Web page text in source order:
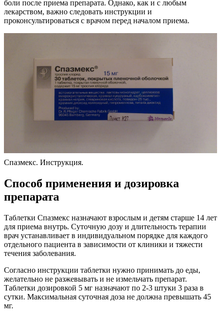
боли после приема препарата. Однако, как и с любым
лекарством, важно следовать инструкции и
проконсультироваться с врачом перед началом приема.
Спазмекс. Инструкция.
Способ применения и дозировка
препарата
Таблетки Спазмекс назначают взрослым и детям старше 14 лет
для приема внутрь. Суточную дозу и длительность терапии
врач устанавливает в индивидуальном порядке для каждого
отдельного пациента в зависимости от клиники и тяжести
течения заболевания.
Согласно инструкции таблетки нужно принимать до еды,
желательно не разжевывать и не измельчать препарат.
Таблетки дозировкой 5 мг назначают по 2-3 штуки 3 раза в
сутки. Максимальная суточная доза не должна превышать 45
мг.